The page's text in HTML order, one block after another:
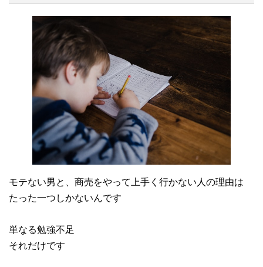
モテない男と、商売をやって上手く行かない人の理由は
たった一つしかないんです
単なる勉強不足
それだけです